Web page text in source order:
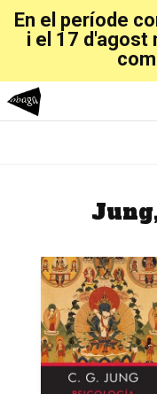
En el període
i el 17 d'agost